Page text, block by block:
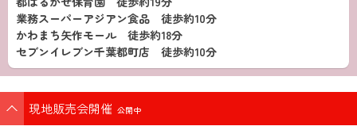
業務スーパーアジアン食品 徒歩約10分
かわまち矢作モール 徒歩約18分
セブンイレブン千葉都町店 徒歩約10分
現地販売会開催 公開中